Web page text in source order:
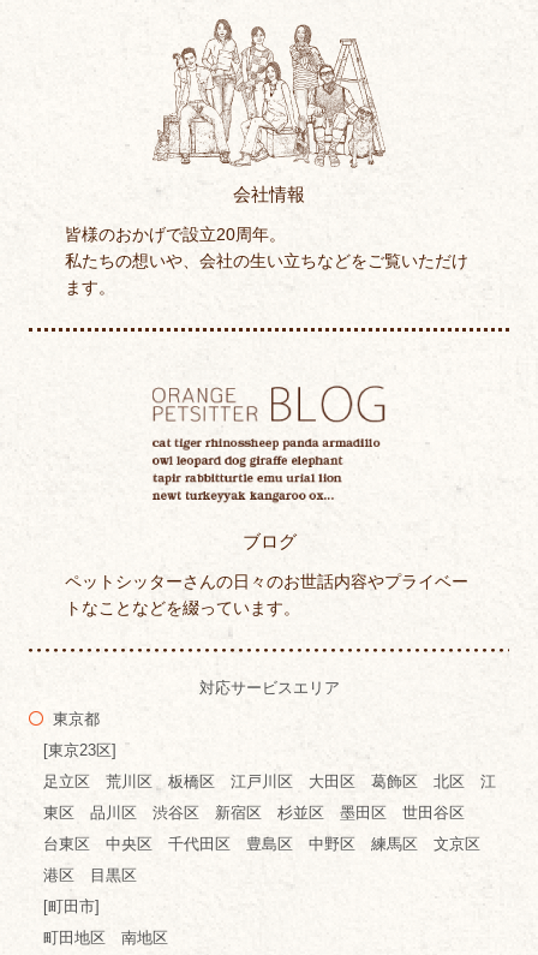
会社情報
皆様のおかげで設立20周年。
私たちの想いや、会社の生い立ちなどをご覧いただけ
ます。
ブログ
ペットシッターさんの日々のお世話内容やプライベー
トなことなどを綴っています。
対応サービスエリア
東京都
[東京23区]
足立区 荒川区 板橋区 江戸川区 大田区 葛飾区 北区 江
東区 品川区 渋谷区 新宿区 杉並区 墨田区 世田谷区
台東区 中央区 千代田区 豊島区 中野区 練馬区 文京区
港区 目黒区
[町田市]
町田地区 南地区